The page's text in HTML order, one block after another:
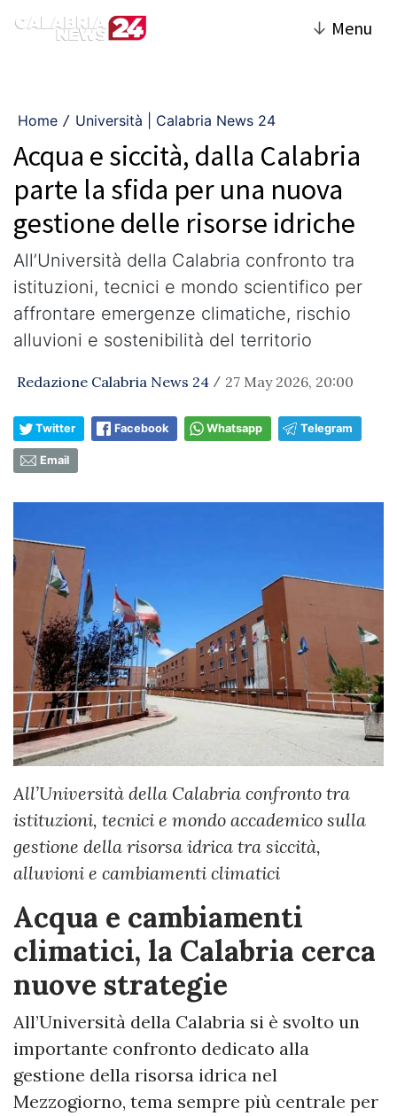
↓ Menu
Home / Università | Calabria News 24
Acqua e siccità, dalla Calabria
parte la sfida per una nuova
gestione delle risorse idriche
All’Università della Calabria confronto tra
istituzioni, tecnici e mondo scientifico per
affrontare emergenze climatiche, rischio
alluvioni e sostenibilità del territorio
Redazione Calabria News 24 / 27 May 2026, 20:00
Twitter Facebook Whatsapp Telegram
Email
All’Università della Calabria confronto tra
istituzioni, tecnici e mondo accademico sulla
gestione della risorsa idrica tra siccità,
alluvioni e cambiamenti climatici
Acqua e cambiamenti
climatici, la Calabria cerca
nuove strategie
All’Università della Calabria si è svolto un
importante confronto dedicato alla
gestione della risorsa idrica nel
Mezzogiorno, tema sempre più centrale per